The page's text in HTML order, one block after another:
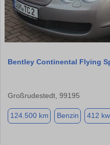
Bentley Continental Flying
Großrudestedt, 99195
124.500 km Benzin 412